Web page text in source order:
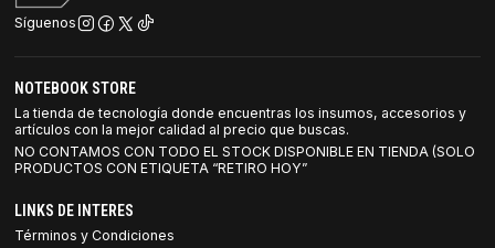
Síguenos
NOTEBOOK STORE
La tienda de tecnología donde encuentras los insumos, accesorios y
artículos con la mejor calidad al precio que buscas.
NO CONTAMOS CON TODO EL STOCK DISPONIBLE EN TIENDA (SOLO
PRODUCTOS CON ETIQUETA “RETIRO HOY”
LINKS DE INTERES
Términos y Condiciones